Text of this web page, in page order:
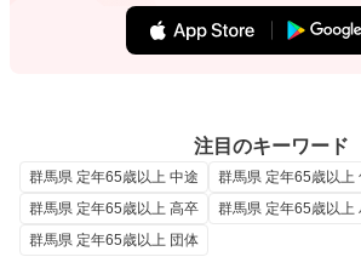
注目のキーワード
群馬県 定年65歳以上 中途
群馬県 定年65歳以上
群馬県 定年65歳以上 高卒
群馬県 定年65歳以上
群馬県 定年65歳以上 団体